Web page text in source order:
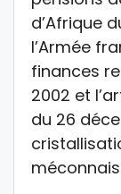
d’Afrique
l’Armée
finances
2002 et
du 26